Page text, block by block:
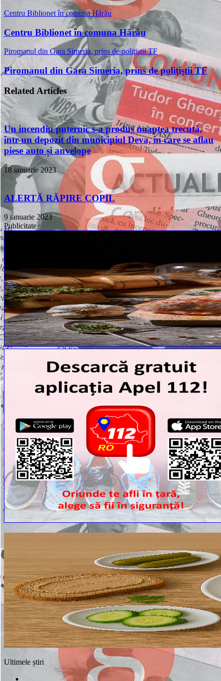
Centru Biblionet în comuna Hărău
Centru Biblionet în comuna Hărău
Piromanul din Gara Simeria, prins de poliţiştii TF
Piromanul din Gara Simeria, prins de poliţiştii TF
Related Articles
Un incendiu puternic s-a produs noaptea trecută,
într-un depozit din municipiul Deva, în care se aflau
piese auto și anvelope
18 ianuarie 2023
ALERTĂ RĂPIRE COPIL
9 ianuarie 2023
Publicitate
Ultimele știri